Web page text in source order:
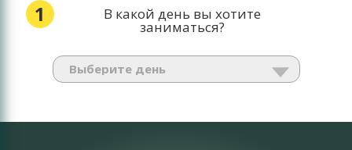
1 В какой день вы хотите
заниматься?